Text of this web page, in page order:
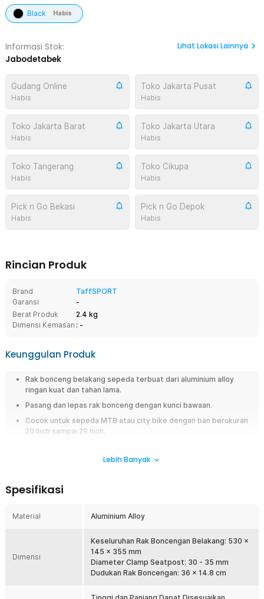
Black Habis
Informasi Stok:
Jabodetabek
Lihat Lokasi Lainnya
Gudang Online
Habis
Toko Jakarta Pusat
Habis
Toko Jakarta Barat
Habis
Toko Jakarta Utara
Habis
Toko Tangerang
Habis
Toko Cikupa
Habis
Pick n Go Bekasi
Habis
Pick n Go Depok
Habis
Rincian Produk
Brand
TaffSPORT
Garansi
-
Berat Produk
2.4 kg
Dimensi Kemasan : -
Keunggulan Produk
Rak bonceng belakang sepeda terbuat dari aluminium alloy
ringan kuat dan tahan lama.
Pasang dan lepas rak bonceng dengan kunci bawaan.
Cocok untuk sepeda MTB atau city bike dengan ban berukuran
20 Inch sampai 29 Inch.
Rak belakang sepeda ini akan membuat Anda lebih nyaman saat
membawa barang atau tas ketika bepergian. Terbuat dari bahan
pun praktis dengan sistem quick mount dan release mount, sehingga
Fitur
Mudah Dipasang di Sepeda
perlu menggunakan kunci yang sudah disediakan untuk memasang
Lebih Banyak
Spesifikasi
Material Aluminium Alloy
Dimensi
Keseluruhan Rak Boncengan Belakang: 530 x
145 x 355 mm
Diameter Clamp Seatpost: 30 - 35 mm
Dudukan Rak Boncengan: 36 x 14.8 cm
Tinggi dan Panjang Dapat Disesuaikan